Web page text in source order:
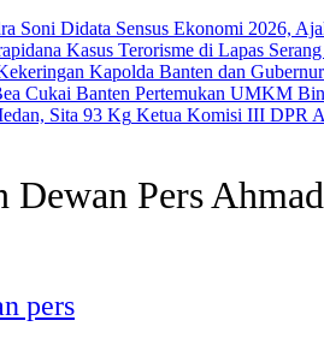
Soni Didata Sensus Ekonomi 2026,
Kasus Terorisme di Lapas
Kapolda Banten dan
Cukai Banten Pertemukan UMKM
Ketua Komisi III DPR
Pers
pers